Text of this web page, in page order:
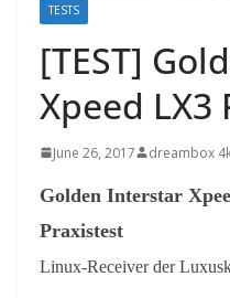
TESTS
[TEST]
Xpeed LX3
June 26, 2017 dreambox
Golden Interstar
Praxistest
Linux-Receiver der